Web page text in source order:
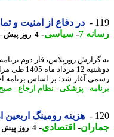
در دفاع از امنیت و
7
-سیاسی-4 روز پیش - دوشنبه 12 مرداد 1405، 16:45
روزپلاس، فاز دوم برنامه
دوشنبه 12
آغاز شد؛ بر اساس برنامه
-پزشکی-نظام ارجاع -صبح
هزینه رومینگ اربعین
- اقتصادی-4 روز پیش - دوشنبه 12 مرداد 1405، 15:40